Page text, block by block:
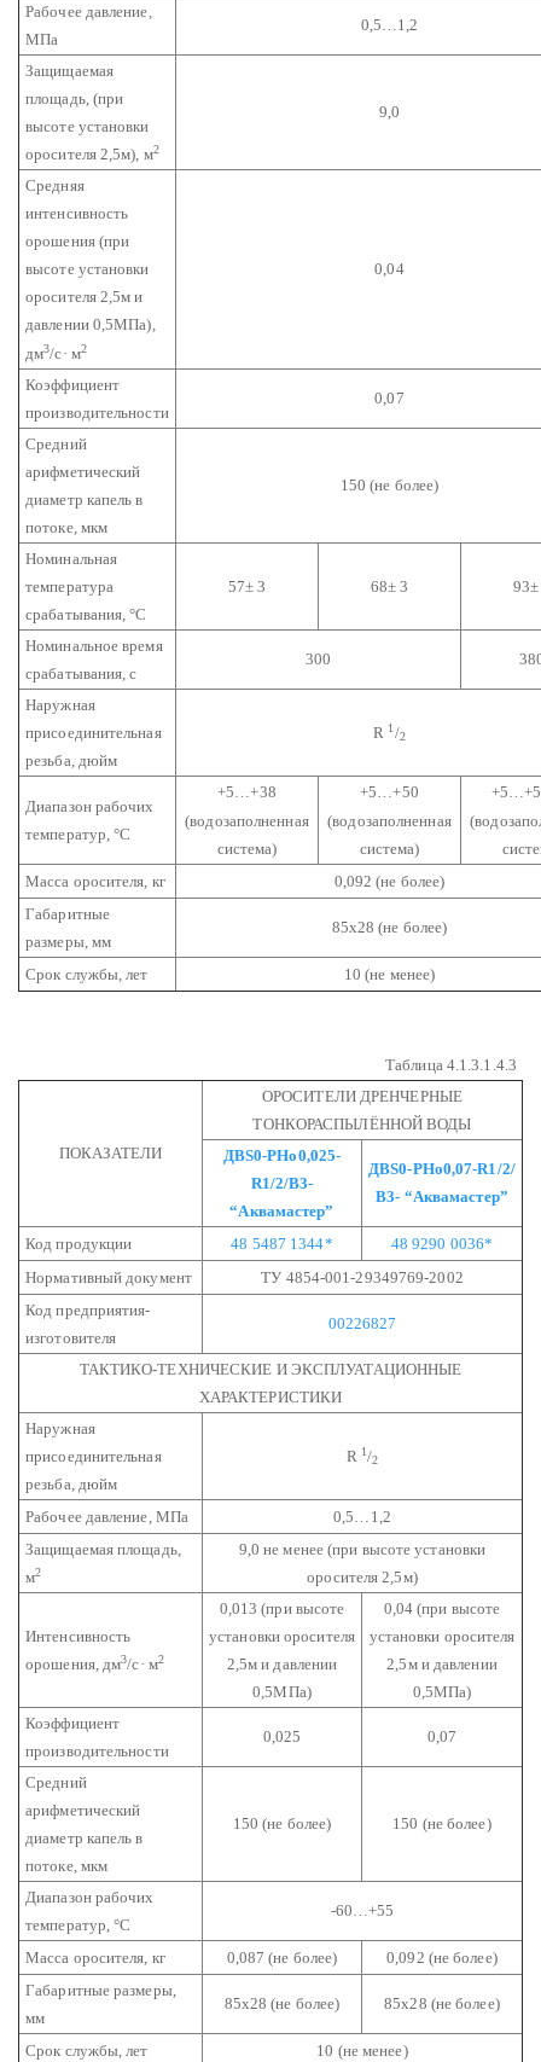
Рабочее давление,
МПа
0,5…1,2
Защищаемая
площадь, (при
высоте установки
оросителя 2,5м), м2
9,0
Средняя
интенсивность
орошения (при
высоте установки
оросителя 2,5м и
давлении 0,5МПа),
дм3/с· м2
0,04
Коэффициент
производительности
0,07
Средний
арифметический
диаметр капель в
потоке, мкм
150 (не более)
Номинальная
температура
срабатывания, °С
57± 3 68± 3
Номинальное время
срабатывания, с
300
Наружная
присоединительная
резьба, дюйм
R 1 /2
Диапазон рабочих
температур, °С
+5…+38
(водозаполненная
система)
+5…+50
(водозаполненная
система)
Масса оросителя, кг
0,092 (не более)
Габаритные
размеры, мм
85х28 (не более)
Срок службы, лет 10 (не менее)
Таблица 4.1.3.1.4.3
ПОКАЗАТЕЛИ
ОРОСИТЕЛИ ДРЕНЧЕРНЫЕ
ТОНКОРАСПЫЛЁННОЙ ВОДЫ
ДВS0-РНо0,025-
R1/2/В3-
“Аквамастер”
ДВS0-РНо0,07-R1/2/
В3- “Аквамастер”
Код продукции 48 5487 1344*
48 9290 0036*
Нормативный документ
ТУ 4854-001-29349769-2002
Код предприятия-
изготовителя
00226827
ТАКТИКО-ТЕХНИЧЕСКИЕ И ЭКСПЛУАТАЦИОННЫЕ
ХАРАКТЕРИСТИКИ
Наружная
присоединительная
резьба, дюйм
R 1/2
Рабочее давление, МПа
0,5…1,2
Защищаемая площадь,
м2
9,0 не менее (при высоте установки
оросителя 2,5м)
Интенсивность
орошения, дм3/с· м2
0,013(при высоте
установки оросителя
2,5м и давлении
0,5МПа)
0,04(при высоте
установки оросителя
2,5м и давлении
0,5МПа)
Коэффициент
производительности
0,025 0,07
Средний
арифметический
диаметр капель в
потоке, мкм
150 (не более) 150 (не более)
Диапазон рабочих
температур, °С
-60…+55
Масса оросителя, кг 0,087 (не более)
0,092 (не более)
Габаритные размеры,
мм
85х28 (не более) 85х28 (не более)
Срок службы, лет 10 (не менее)